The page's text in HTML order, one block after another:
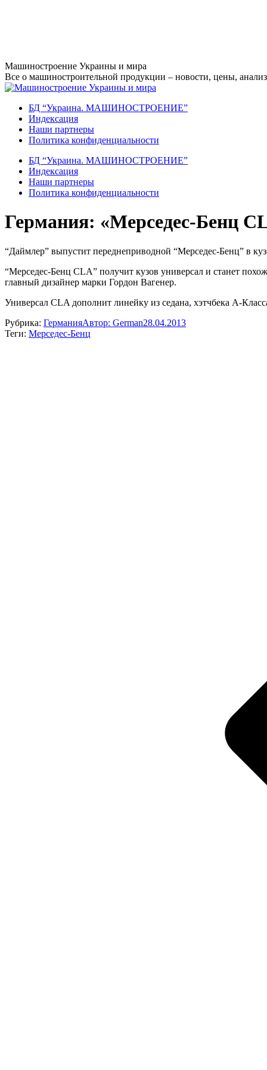
Перейти
к
содержанию
Машиностроение Украины и мира
Все о машиностроительной продукции – новости, цены,
БД “Украина. МАШИНОСТРОЕНИЕ”
Индекcация
Наши партнеры
Политика конфиденциальности
БД “Украина. МАШИНОСТРОЕНИЕ”
Индекcация
Наши партнеры
Политика конфиденциальности
Германия: «Мерседес-Бенц
“Даймлер” выпустит переднеприводной “Мерседес-Бенц” в
“Мерседес-Бенц CLA” получит кузов универсал и станет
главный дизайнер марки Гордон Вагенер.
Универсал CLA дополнит линейку из седана, хэтчбека А-
Рубрика: ГерманияАвтор: German28.04.2013
Теги: Мерседес-Бенц